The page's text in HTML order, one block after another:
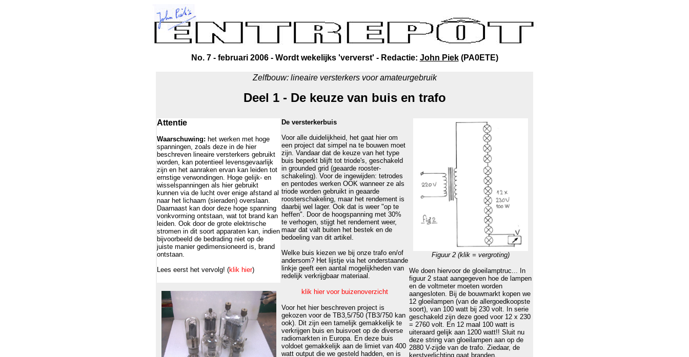
No. 7 - februari 2006 - Wordt wekelijks 'ververst' - Redactie: John Piek(PA0ETE)
Zelfbouw: lineaire versterkers voor amateurgebruik
Deel 1 - De keuze van buis en trafo
Attentie
Waarschuwing: het werken met hoge
spanningen, zoals deze in de hier
beschreven lineaire versterkers gebruikt
worden, kan potentieel levensgevaarlijk
zijn en het aanraken ervan kan leiden tot
ernstige verwondingen. Hoge gelijk- en
wisselspanningen als hier gebruikt
kunnen via de lucht over enige afstand al
naar het lichaam (sieraden) overslaan.
Daarnaast kan door deze hoge spanning
vonkvorming ontstaan, wat tot brand kan
leiden. Ook door de grote elektrische
stromen in dit soort apparaten kan, indien
bijvoorbeeld de bedrading niet op de
juiste manier gedimensioneerd is, brand
ontstaan.
Lees eerst het vervolg! (klik hier)
De versterkerbuis
Voor alle duidelijkheid, het gaat hier om
een project dat simpel na te bouwen moet
zijn. Vandaar dat de keuze van het type
buis beperkt blijft tot triode's, geschakeld
in grounded grid (geaarde rooster-
schakeling). Voor de ingewijden: tetrodes
en pentodes werken OOK wanneer ze als
triode worden gebruikt in geaarde
roosterschakeling, maar het rendement is
daarbij wel lager. Ook dat is weer "op te
heffen". Door de hoogspanning met 30%
te verhogen, stijgt het rendement weer,
maar dat valt buiten het bestek en de
bedoeling van dit artikel.
Welke buis kiezen we bij onze trafo en/of
andersom? Het lijstje via het onderstaande
linkje geeft een aantal mogelijkheden van
redelijk verkrijgbaar materiaal.
klik hier voor buizenoverzicht
Voor het hier beschreven project is
gekozen voor de TB3,5/750 (TB3/750 kan
ook). Dit zijn een tamelijk gemakkelijk te
verkrijgen buis en buisvoet op de diverse
radiomarkten in Europa. En deze buis
voldoet gemakkelijk aan de limiet van 400
watt output die we gesteld hadden, en is
Figuur 2 (klik = vergroting)
We doen hiervoor de gloeilamptruc... In
figuur 2 staat aangegeven hoe de lampen
en de voltmeter moeten worden
aangesloten. Bij de bouwmarkt kopen we
12 gloeilampen (van de allergoedkoopste
soort), van 100 watt bij 230 volt. In serie
geschakeld zijn deze goed voor 12 x 230
= 2760 volt. En 12 maal 100 watt is
uiteraard gelijk aan 1200 watt!! Sluit nu
deze string van gloeilampen aan op de
2880 V-zijde van de trafo. Ziedaar, de
kerstverlichting gaat branden.